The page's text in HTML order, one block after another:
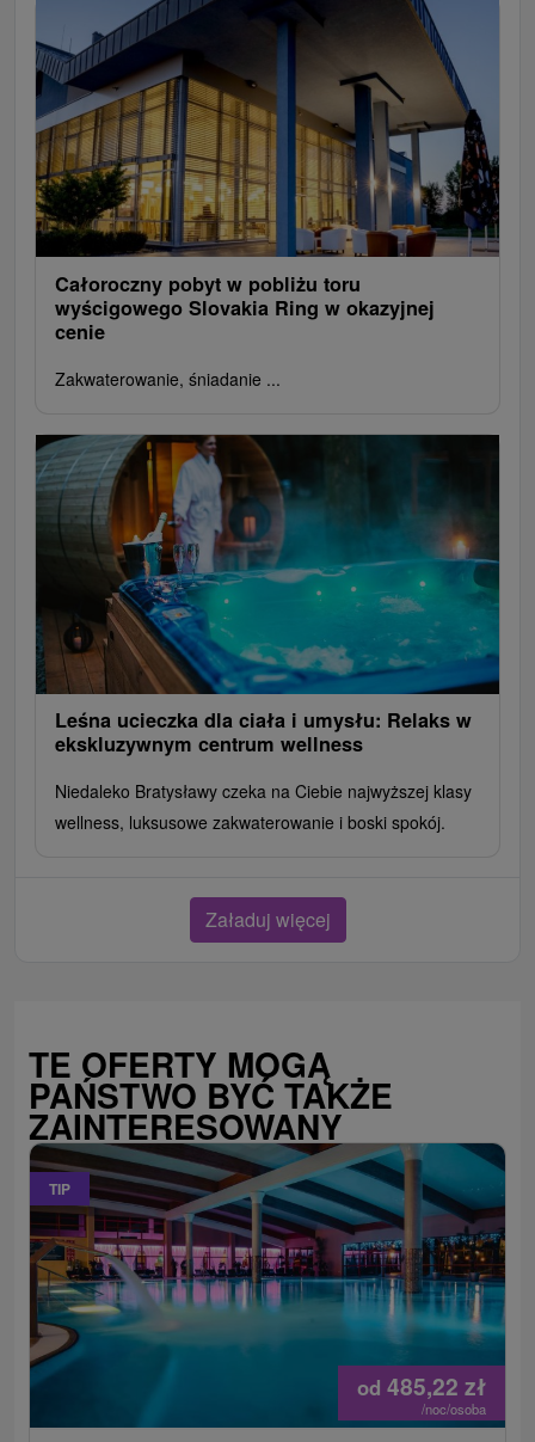
Całoroczny pobyt w pobliżu toru
wyścigowego Slovakia Ring w okazyjnej
cenie
Zakwaterowanie, śniadanie ...
Leśna ucieczka dla ciała i umysłu: Relaks w
ekskluzywnym centrum wellness
Niedaleko Bratysławy czeka na Ciebie najwyższej klasy
wellness, luksusowe zakwaterowanie i boski spokój.
Załaduj więcej
TE OFERTY MOGĄ
PAŃSTWO BYĆ TAKŻE
ZAINTERESOWANY
TIP
od 485,22 zł
/noc/osoba